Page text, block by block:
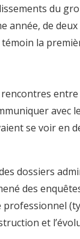
du
année, de deux
la
rencontres
avec
se voir en
dossiers
des
et